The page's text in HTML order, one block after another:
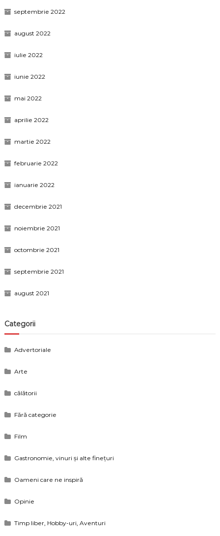
septembrie 2022
august 2022
iulie 2022
iunie 2022
mai 2022
aprilie 2022
martie 2022
februarie 2022
ianuarie 2022
decembrie 2021
noiembrie 2021
octombrie 2021
septembrie 2021
august 2021
Categorii
Advertoriale
Arte
călătorii
Fără categorie
Film
Gastronomie, vinuri și alte finețuri
Oameni care ne inspiră
Opinie
Timp liber, Hobby-uri, Aventuri